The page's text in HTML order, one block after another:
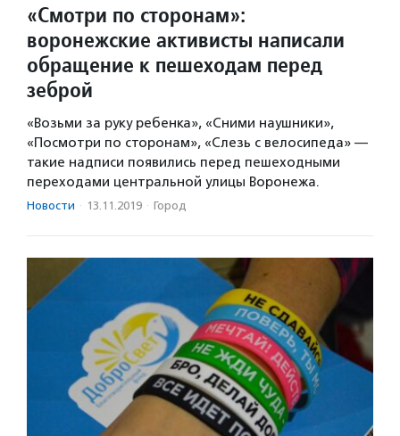
«Смотри по сторонам»:
воронежские активисты написали
обращение к пешеходам перед
зеброй
«Возьми за руку ребенка», «Сними наушники»,
«Посмотри по сторонам», «Слезь с велосипеда» —
такие надписи появились перед пешеходными
переходами центральной улицы Воронежа.
Новости · 13.11.2019 · Город